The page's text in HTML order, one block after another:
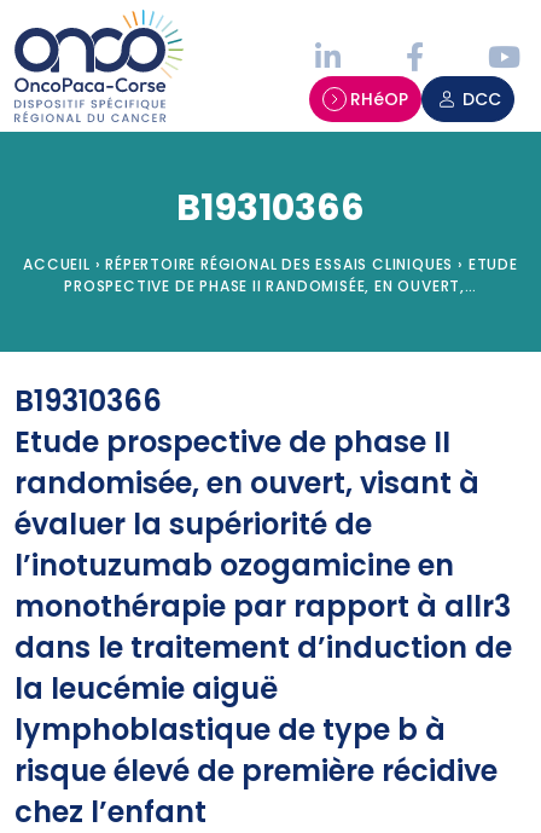
RHéOP DCC
B19310366
ACCUEIL › RÉPERTOIRE RÉGIONAL DES ESSAIS CLINIQUES › ETUDE
PROSPECTIVE DE PHASE II RANDOMISÉE, EN OUVERT,…
B19310366
Etude prospective de phase II
randomisée, en ouvert, visant à
évaluer la supériorité de
l’inotuzumab ozogamicine en
monothérapie par rapport à allr3
dans le traitement d’induction de
la leucémie aiguë
lymphoblastique de type b à
risque élevé de première récidive
chez l’enfant
Panneau de gestion des cookies